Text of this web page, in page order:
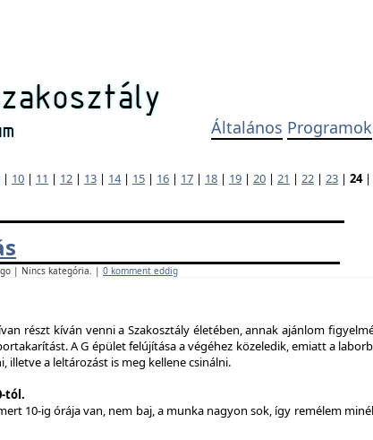
Általános Programok
| 10 | 11 | 12 | 13 | 14| 15 | 16 | 17 | 18 | 19 | 20 | 21 | 22 | 23 | 24|
| Nincs kategória. | 0 komment eddig
részt kíván venni a Szakosztály életében, annak ajánlom
A G épület felújítása a végéhez közeledik, emiatt a
illetve a leltározást is meg kellene csinálni.
tól.
10-ig órája van, nem baj, a munka nagyon sok, így remélem